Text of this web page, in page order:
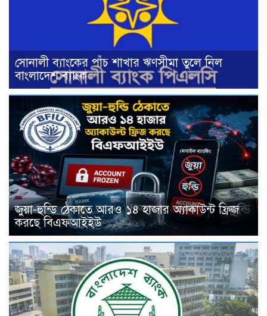
সোনালী ব্যাংকের পাঁচ শাখার ঋণসীমা তুলে নিল
বাংলাদেশ ব্যাংক
জুয়া-হুন্ডি ঠেকাতে আরও ১৪ হাজার অ্যাকাউন্ট ফ্রিজ
করছে বিএফআইইউ